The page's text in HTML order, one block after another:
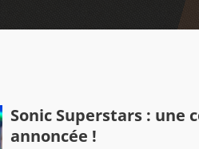
Sonic Superstars : une
annoncée !